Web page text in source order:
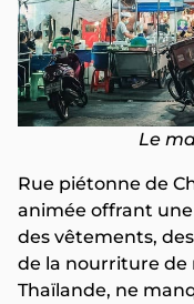
Le
Rue piétonne de
animée offrant
des vêtements,
de la nourriture de
Thaïlande, ne